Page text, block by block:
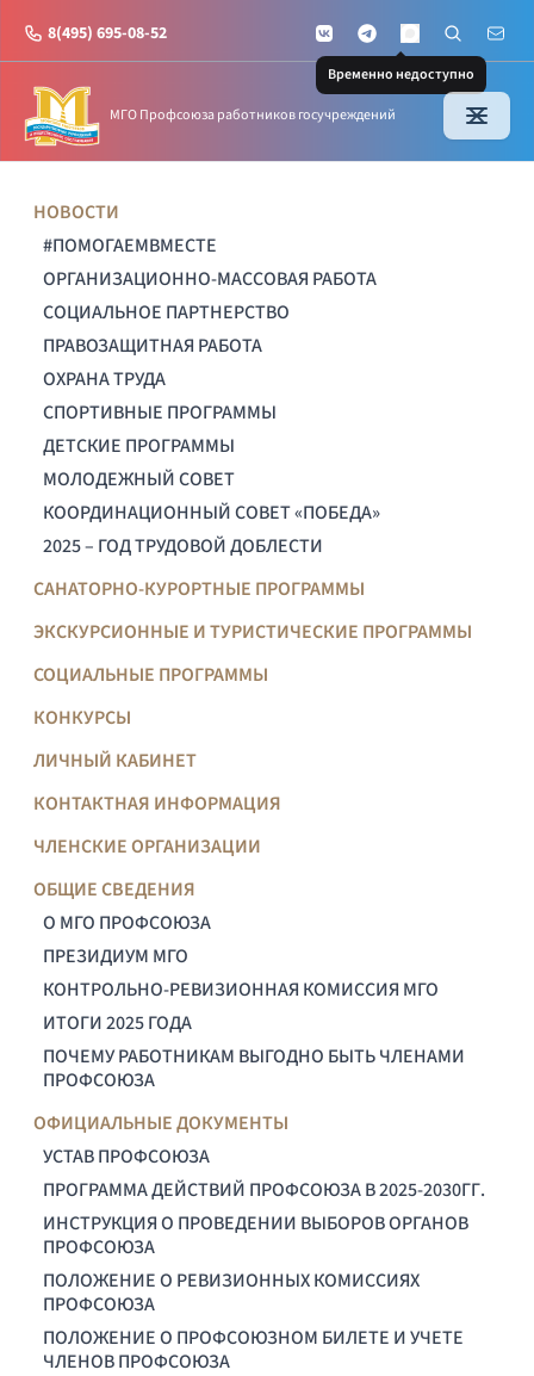
8(495) 695-08-52 VKontakteTelegramMAX
Временно недоступно
Поиск по
Почта
МГО Профсоюза работников госучреждений
НОВОСТИ
#ПОМОГАЕМВМЕСТЕ
ОРГАНИЗАЦИОННО-МАССОВАЯ РАБОТА
СОЦИАЛЬНОЕ ПАРТНЕРСТВО
ПРАВОЗАЩИТНАЯ РАБОТА
ОХРАНА ТРУДА
СПОРТИВНЫЕ ПРОГРАММЫ
ДЕТСКИЕ ПРОГРАММЫ
МОЛОДЕЖНЫЙ СОВЕТ
КООРДИНАЦИОННЫЙ СОВЕТ «ПОБЕДА»
2025 – ГОД ТРУДОВОЙ ДОБЛЕСТИ
САНАТОРНО-КУРОРТНЫЕ ПРОГРАММЫ
ЭКСКУРСИОННЫЕ И ТУРИСТИЧЕСКИЕ ПРОГРАММЫ
СОЦИАЛЬНЫЕ ПРОГРАММЫ
КОНКУРСЫ
ЛИЧНЫЙ КАБИНЕТ
КОНТАКТНАЯ ИНФОРМАЦИЯ
ЧЛЕНСКИЕ ОРГАНИЗАЦИИ
ОБЩИЕ СВЕДЕНИЯ
О МГО ПРОФСОЮЗА
ПРЕЗИДИУМ МГО
КОНТРОЛЬНО-РЕВИЗИОННАЯ КОМИССИЯ МГО
ИТОГИ 2025 ГОДА
ПОЧЕМУ РАБОТНИКАМ ВЫГОДНО БЫТЬ ЧЛЕНАМИ
ПРОФСОЮЗА
ОФИЦИАЛЬНЫЕ ДОКУМЕНТЫ
УСТАВ ПРОФСОЮЗА
ПРОГРАММА ДЕЙСТВИЙ ПРОФСОЮЗА В 2025-2030ГГ.
ИНСТРУКЦИЯ О ПРОВЕДЕНИИ ВЫБОРОВ ОРГАНОВ
ПРОФСОЮЗА
ПОЛОЖЕНИЕ О РЕВИЗИОННЫХ КОМИССИЯХ
ПРОФСОЮЗА
ПОЛОЖЕНИЕ О ПРОФСОЮЗНОМ БИЛЕТЕ И УЧЕТЕ
ЧЛЕНОВ ПРОФСОЮЗА